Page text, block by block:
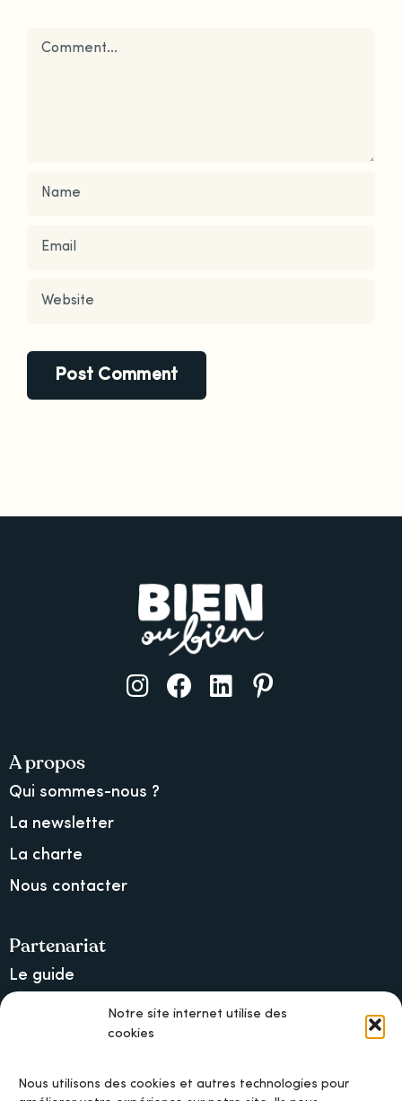
Notre site internet utilise des
cookies
Nous utilisons des cookies et autres technologies pour
Comment
A propos
Qui sommes-nous ?
La newsletter
La charte
Nous contacter
Partenariat
Le guide
Lancer une collecte sur Ulule
MAIF, l’assureur militant